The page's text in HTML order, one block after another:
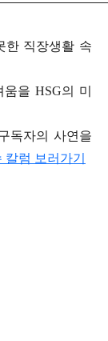
한 직장생활 속
을 HSG의 미
독자의 사연을
럼 보러가기